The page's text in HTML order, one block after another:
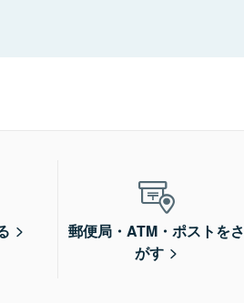
郵便局・ATM・ポストをさ
がす